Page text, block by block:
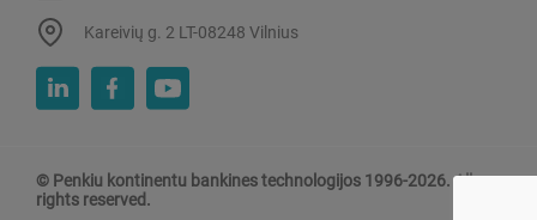
Kareivių g. 2 LT-08248 Vilnius
© Penkiu kontinentu bankines technologijos 1996-2026. All
rights reserved.